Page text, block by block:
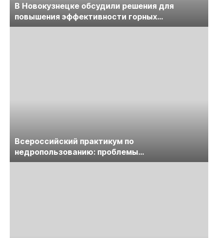
В Новокузнецке обсудили решения для
повышения эффективности горных
предприятий
Всероссийский практикум по
недропользованию: проблемы
лицензирования, цифровизации, экспертизы